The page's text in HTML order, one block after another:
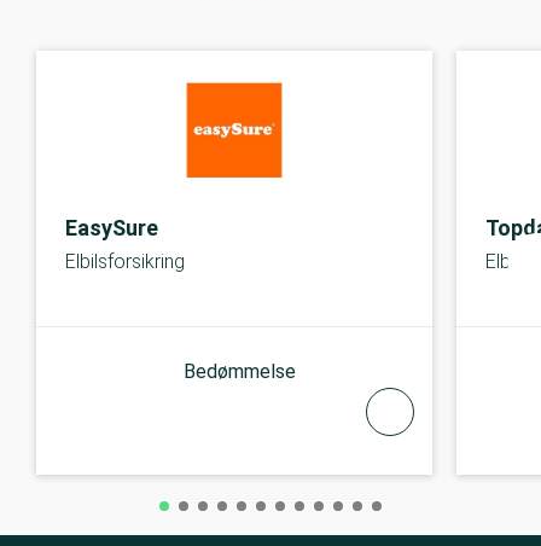
EasySure
Elbilsforsikring
Bedømmelse